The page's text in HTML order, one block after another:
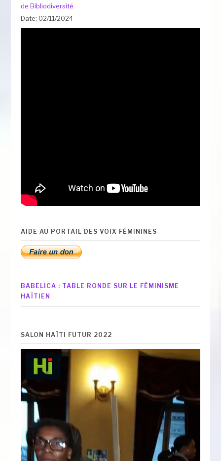
de Bibliodiversité
Date: 02/11/2024
AIDE AU PORTAIL DES VOIX FÉMININES
BABELICA : TABLE RONDE SUR LE FÉMINISME
HAÏTIEN
SALON HAÏTI FUTUR 2022